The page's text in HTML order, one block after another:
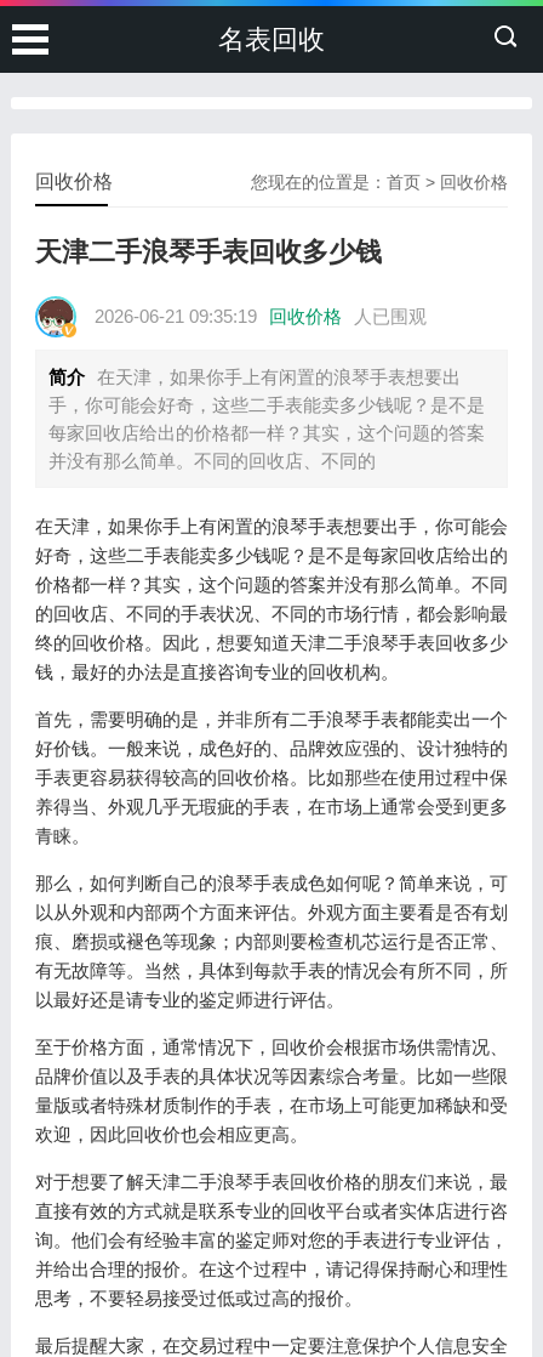
名表回收
您现在的位置是：首页 > 回收价格
回收价格
天津二手浪琴手表回收多少钱
2026-06-21 09:35:19 回收价格 人已围观
简介 在天津，如果你手上有闲置的浪琴手表想要出
手，你可能会好奇，这些二手表能卖多少钱呢？是不是
每家回收店给出的价格都一样？其实，这个问题的答案
并没有那么简单。不同的回收店、不同的
在天津，如果你手上有闲置的浪琴手表想要出手，你可能会
好奇，这些二手表能卖多少钱呢？是不是每家回收店给出的
价格都一样？其实，这个问题的答案并没有那么简单。不同
的回收店、不同的手表状况、不同的市场行情，都会影响最
终的回收价格。因此，想要知道天津二手浪琴手表回收多少
钱，最好的办法是直接咨询专业的回收机构。
首先，需要明确的是，并非所有二手浪琴手表都能卖出一个
好价钱。一般来说，成色好的、品牌效应强的、设计独特的
手表更容易获得较高的回收价格。比如那些在使用过程中保
养得当、外观几乎无瑕疵的手表，在市场上通常会受到更多
青睐。
那么，如何判断自己的浪琴手表成色如何呢？简单来说，可
以从外观和内部两个方面来评估。外观方面主要看是否有划
痕、磨损或褪色等现象；内部则要检查机芯运行是否正常、
有无故障等。当然，具体到每款手表的情况会有所不同，所
以最好还是请专业的鉴定师进行评估。
至于价格方面，通常情况下，回收价会根据市场供需情况、
品牌价值以及手表的具体状况等因素综合考量。比如一些限
量版或者特殊材质制作的手表，在市场上可能更加稀缺和受
欢迎，因此回收价也会相应更高。
对于想要了解天津二手浪琴手表回收价格的朋友们来说，最
直接有效的方式就是联系专业的回收平台或者实体店进行咨
询。他们会有经验丰富的鉴定师对您的手表进行专业评估，
并给出合理的报价。在这个过程中，请记得保持耐心和理性
思考，不要轻易接受过低或过高的报价。
最后提醒大家，在交易过程中一定要注意保护个人信息安全